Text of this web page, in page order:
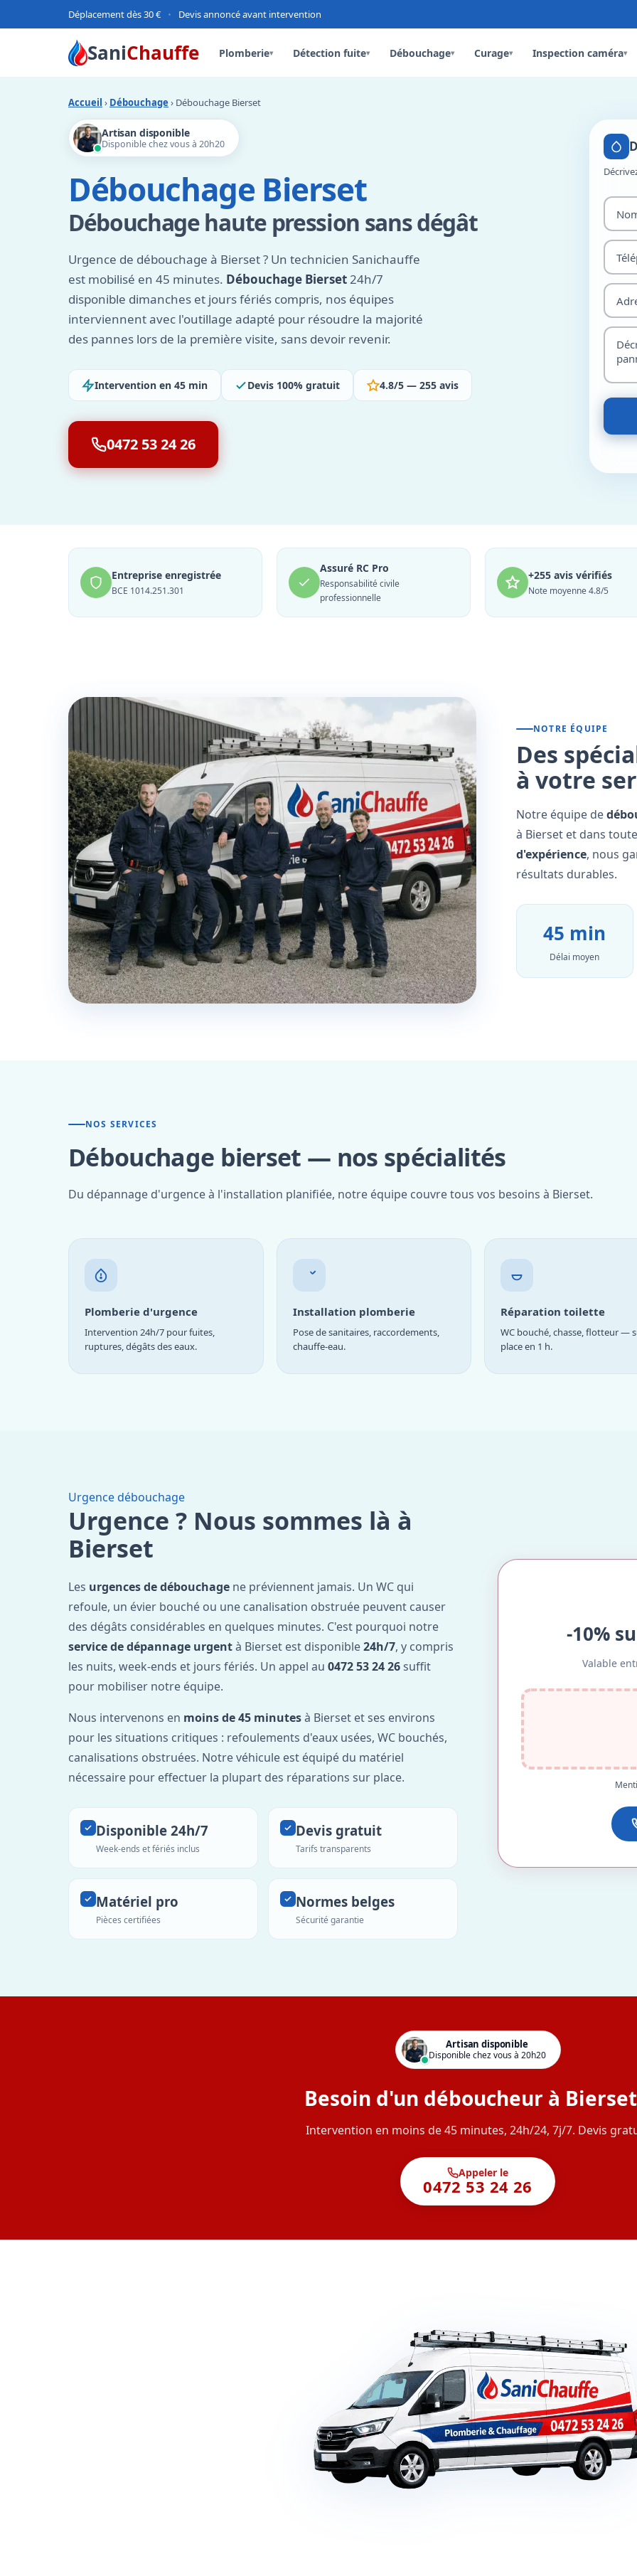
Déplacement dès 30 € • Devis annoncé avant intervention
SaniChauffe Plomberie▾ Détection fuite▾ Débouchage▾ Curage▾ Inspection caméra▾
Accueil › Débouchage › Débouchage Bierset
Artisan disponible
Disponible chez vous à 20h20
Débouchage Bierset
Débouchage haute pression sans dégât
Urgence de débouchage à Bierset ? Un technicien Sanichauffe
est mobilisé en 45 minutes. Débouchage Bierset24h/7
disponible dimanches et jours fériés compris, nos équipes
interviennent avec l'outillage adapté pour résoudre la majorité
des pannes lors de la première visite, sans devoir revenir.
Intervention en 45 min Devis 100% gratuit 4.8/5 — 255 avis
0472 53 24 26
Entreprise enregistrée
BCE 1014.251.301
Assuré RC Pro
Responsabilité civile
professionnelle
+255 avis vérifiés
Note moyenne 4.8/5
NOTRE ÉQUIPE
Des
à votre
Notre équipe de
à Bierset et dans
d'expérience, nous
résultats durables.
45 min
Délai moyen
NOS SERVICES
Débouchage bierset — nos spécialités
Du dépannage d'urgence à l'installation planifiée, notre équipe couvre tous vos besoins à Bierset.
Plomberie d'urgence
Intervention 24h/7 pour fuites,
ruptures, dégâts des eaux.
Installation plomberie
Pose de sanitaires, raccordements,
chauffe-eau.
Réparation toilette
WC bouché, chasse, flotteur —
place en 1 h.
Urgence débouchage
Urgence ? Nous sommes là à
Bierset
Les urgences de débouchage ne préviennent jamais. Un WC qui
refoule, un évier bouché ou une canalisation obstruée peuvent causer
des dégâts considérables en quelques minutes. C'est pourquoi notre
service de dépannage urgentà Bierset est disponible24h/7, y compris
les nuits, week-ends et jours fériés. Un appel au 0472 53 24 26suffit
pour mobiliser notre équipe.
Nous intervenons en moins de 45 minutesà Bierset et ses environs
pour les situations critiques : refoulements d'eaux usées, WC bouchés,
canalisations obstruées. Notre véhicule est équipé du matériel
nécessaire pour effectuer la plupart des réparations sur place.
Disponible 24h/7
Week-ends et fériés inclus
Devis gratuit
Tarifs transparents
Matériel pro
Pièces certifiées
Normes belges
Sécurité garantie
-10%
Valable
Artisan disponible
Disponible chez vous à 20h20
Besoin d'un déboucheur à
Intervention en moins de 45 minutes, 24h/24, 7j/7. Devis
Appeler le
0472 53 24 26